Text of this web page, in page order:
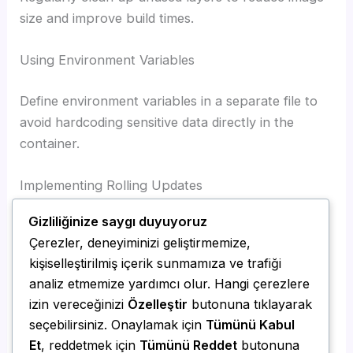
size and improve build times.
Using Environment Variables
Define environment variables in a separate file to
avoid hardcoding sensitive data directly in the
container.
Implementing Rolling Updates
Use orchestration tools like Kubernetes to roll out
updates incrementally and minimize downtime.
By following these best practices, organizations
can improve the efficiency and reliability of their
containerized applications.
Gizliliğinize saygı duyuyoruz
Çerezler, deneyiminizi geliştirmemize,
kişiselleştirilmiş içerik sunmamıza ve trafiği
analiz etmemize yardımcı olur. Hangi çerezlere
izin vereceğinizi Özelleştir butonuna tıklayarak
seçebilirsiniz. Onaylamak için Tümünü Kabul
Et, reddetmek için Tümünü Reddet butonuna